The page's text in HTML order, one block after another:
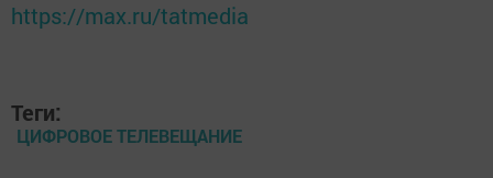
https://max.ru/tatmedia
Теги:
ЦИФРОВОЕ ТЕЛЕВЕЩАНИЕ